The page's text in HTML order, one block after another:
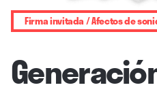
Firma invitada / Afectos de